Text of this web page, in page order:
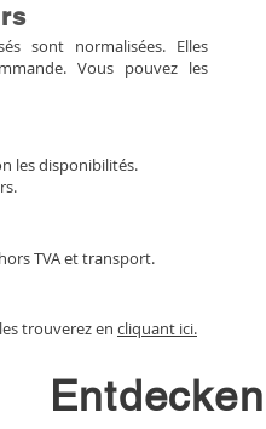
sont normalisées. Elles
Vous pouvez les
les disponibilités.
TVA et transport.
trouverez en cliquant ici.